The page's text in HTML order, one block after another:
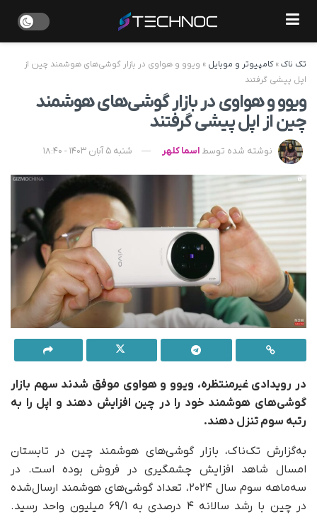
تک ناک»کامپیوتر و موبایل » ویوو و هواوی در بازار گوشی‌های هوشمند چین از
اپل پیشی گرفتند
ویوو و هواوی در بازار گوشی‌های هوشمند
چین از اپل پیشی گرفتند
نوشته شده توسط اسما کلهر شنبه 5 آبان 1403 - 18:40
در رویدادی غیرمنتظره، ویوو و هواوی موفق شدند سهم بازار
گوشی‌های هوشمند خود را در چین افزایش دهند و اپل را به
رتبه سوم تنزل دهند.
به‌گزارش تک‌ناک، بازار گوشی‌های هوشمند چین در تابستان
امسال شاهد افزایش چشمگیری در فروش بوده است. در
سه‌ماهه سوم سال ۲۰۲۴، تعداد گوشی‌های هوشمند ارسال‌شده
در چین با رشد سالانه ۴ درصدی به ۶۹/۱ میلیون واحد رسید.